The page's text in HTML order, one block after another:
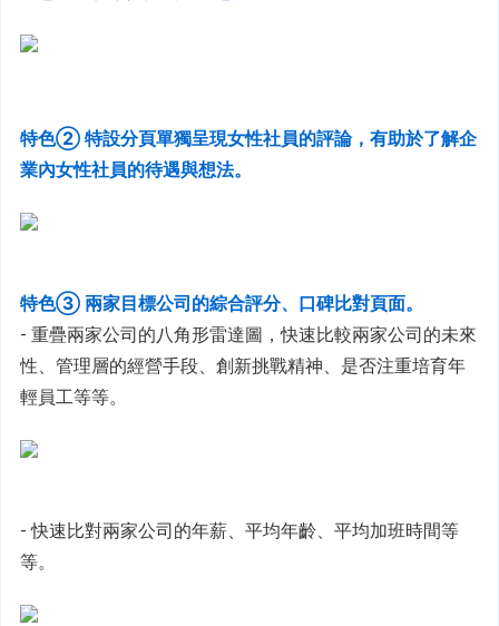
特色② 特設分頁單獨呈現女性社員的評論，有助於了解企
業內女性社員的待遇與想法。
特色③ 兩家目標公司的綜合評分、口碑比對頁面。
- 重疊兩家公司的八角形雷達圖，快速比較兩家公司的未來
性、管理層的經營手段、創新挑戰精神、是否注重培育年
輕員工等等。
- 快速比對兩家公司的年薪、平均年齡、平均加班時間等
等。